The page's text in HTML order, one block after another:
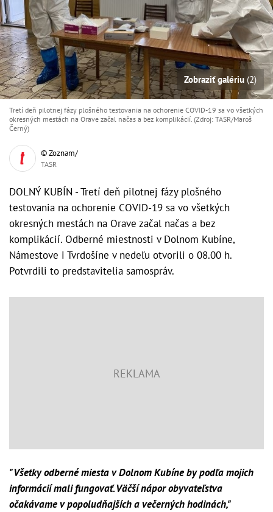
Zobraziť galériu (2)
Tretí deň pilotnej fázy plošného testovania na ochorenie COVID-19 sa vo všetkých
okresných mestách na Orave začal načas a bez komplikácií. (Zdroj: TASR/Maroš
Černý)
© Zoznam/
TASR
DOLNÝ KUBÍN - Tretí deň pilotnej fázy plošného
testovania na ochorenie COVID-19 sa vo všetkých
okresných mestách na Orave začal načas a bez
komplikácií. Odberné miestnosti v Dolnom Kubíne,
Námestove i Tvrdošíne v nedeľu otvorili o 08.00 h.
Potvrdili to predstavitelia samospráv.
"Všetky odberné miesta v Dolnom Kubíne by podľa mojich
informácií mali fungovať. Väčší nápor obyvateľstva
očakávame v popoludňajších a večerných hodinách,"